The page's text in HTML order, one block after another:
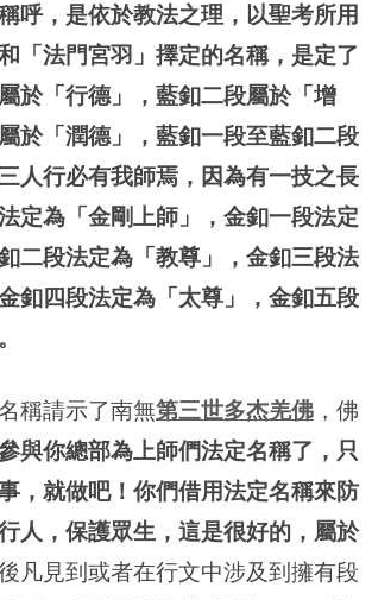
呼，是依於教法之理，以聖考所用
「法門宮羽」擇定的名稱，是定了
於「行德」，藍釦二段屬於「增
於「潤德」，藍釦一段至藍釦二段
人行必有我師焉，因為有一技之長
定為「金剛上師」，金釦一段法定
二段法定為「教尊」，金釦三段法
釦四段法定為「太尊」，金釦五段
稱請示了南無第三世多杰羌佛 ，佛
與你總部為上師們法定名稱了，只
，就做吧！你們借用法定名稱來防
人，保護眾生，這是很好的，屬於
凡見到或者在行文中涉及到擁有段